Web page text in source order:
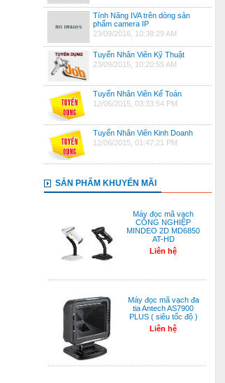
Tính Năng IVA trên dòng sản
phẩm camera IP
23/09/2016, 10:38:29 AM
Tuyển Nhân Viên Kỹ Thuật
23/09/2015, 10:20:55 AM
Tuyển Nhân Viên Kế Toán
12/06/2015, 03:33:54 PM
Tuyển Nhân Viên Kinh Doanh
12/06/2015, 01:47:21 PM
SẢN PHẨM KHUYẾN MÃI
Máy đọc mã vạch
CÔNG NGHIỆP
MINDEO 2D MD6850
AT-HD
Liên hệ
Máy đọc mã vạch đa
tia Antech AS7900
PLUS ( siêu tốc độ )
Liên hệ